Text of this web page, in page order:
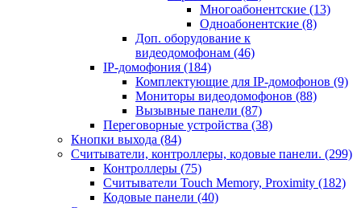
Многоабонентские (13)
Одноабонентские (8)
Доп. оборудование к
видеодомофонам (46)
IP-домофония (184)
Комплектующие для IP-домофонов (9)
Мониторы видеодомофонов (88)
Вызывные панели (87)
Переговорные устройства (38)
Кнопки выхода (84)
Считыватели, контроллеры, кодовые панели. (299)
Контроллеры (75)
Считыватели Touch Memory, Proximity (182)
Кодовые панели (40)